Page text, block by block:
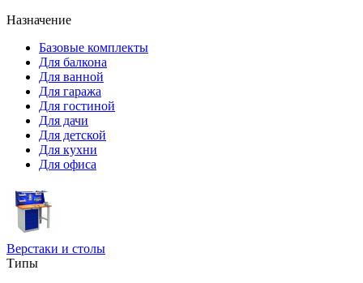
Назначение
Базовые комплекты
Для балкона
Для ванной
Для гаража
Для гостиной
Для дачи
Для детской
Для кухни
Для офиса
Верстаки и столы
Типы